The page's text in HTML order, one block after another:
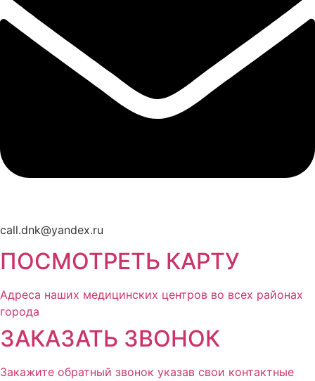
call.dnk@yandex.ru
ПОСМОТРЕТЬ КАРТУ
Адреса наших медицинских центров во всех районах
города
ЗАКАЗАТЬ ЗВОНОК
Закажите обратный звонок указав свои контактные